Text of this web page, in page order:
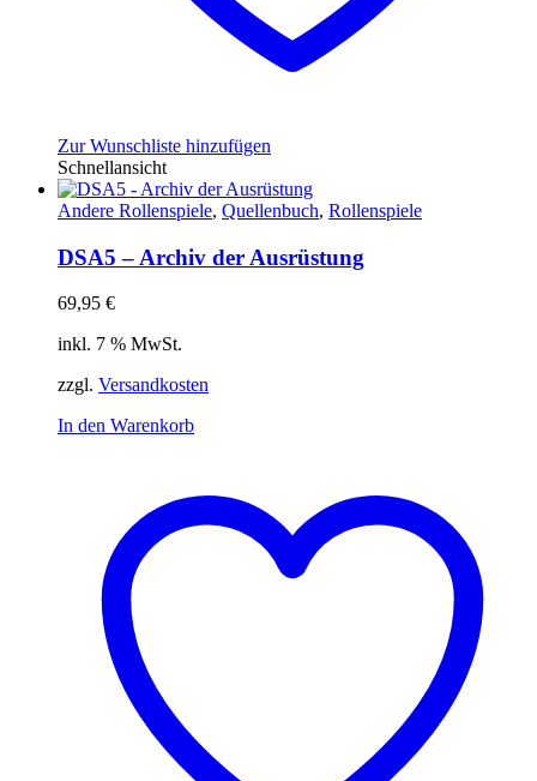
Zur Wunschliste hinzufügen
Schnellansicht
Andere Rollenspiele, Quellenbuch, Rollenspiele
DSA5 – Archiv der Ausrüstung
69,95 €
inkl. 7 % MwSt.
zzgl. Versandkosten
In den Warenkorb